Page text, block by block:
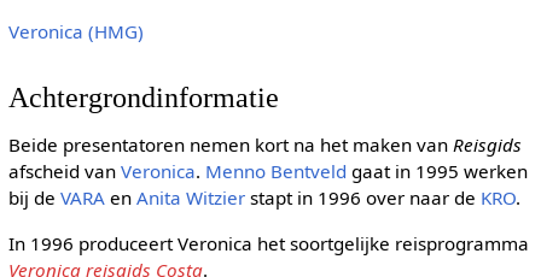
Veronica (HMG)
Achtergrondinformatie
Beide presentatoren nemen kort na het maken van Reisgids
afscheid van Veronica. Menno Bentveld gaat in 1995 werken
bij de VARAen Anita Witzierstapt in 1996 over naar de KRO.
In 1996 produceert Veronica het soortgelijke reisprogramma
Veronica reisgids Costa.